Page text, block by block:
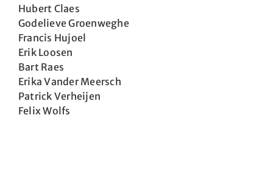
Hubert Claes
Godelieve Groenweghe
Francis Hujoel
Erik Loosen
Bart Raes
Erika Vander Meersch
Patrick Verheijen
Felix Wolfs